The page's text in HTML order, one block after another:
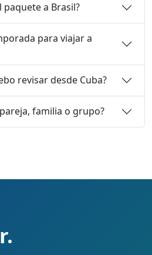
a Brasil?
para viajar a
revisar desde Cuba?
familia o grupo?